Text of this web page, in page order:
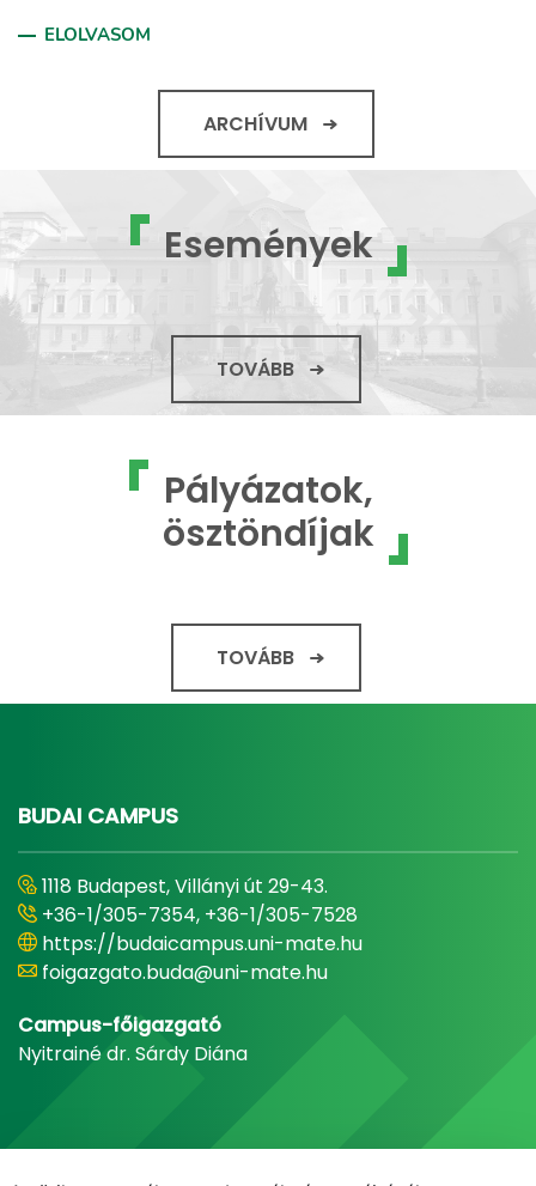
ELOLVASOM
ARCHÍVUM
Események
TOVÁBB
Pályázatok,
ösztöndíjak
TOVÁBB
BUDAI CAMPUS
1118 Budapest, Villányi út 29-43.
+36-1/305-7354, +36-1/305-7528
https://budaicampus.uni-mate.hu
foigazgato.buda@uni-mate.hu
Campus-főigazgató
Nyitrainé dr. Sárdy Diána